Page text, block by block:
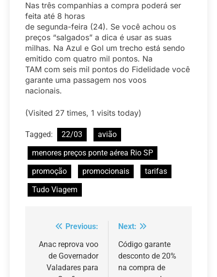
Nas três companhias a compra poderá ser
feita até 8 horas
de segunda-feira (24). Se você achou os
preços “salgados” a dica é usar as suas
milhas. Na Azul e Gol um trecho está sendo
emitido com quatro mil pontos. Na
TAM com seis mil pontos do Fidelidade você
garante uma passagem nos voos
nacionais.
(Visited 27 times, 1 visits today)
Tagged: 22/03
avião
menores preços ponte aérea Rio SP
promoção
promocionais
tarifas
Tudo Viagem
Navegação
de
Post
Previous:
Anac reprova voo
de Governador
Valadares para
Next:
Código garante
desconto de 20%
na compra de